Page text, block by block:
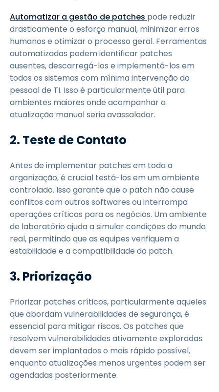
Automatizar a gestão de patches pode reduzir
drasticamente o esforço manual, minimizar erros
humanos e otimizar o processo geral. Ferramentas
automatizadas podem identificar patches
ausentes, descarregá-los e implementá-los em
todos os sistemas com mínima intervenção do
pessoal de TI. Isso é particularmente útil para
ambientes maiores onde acompanhar a
atualização manual seria avassalador.
2. Teste de Contato
Antes de implementar patches em toda a
organização, é crucial testá-los em um ambiente
controlado. Isso garante que o patch não cause
conflitos com outros softwares ou interrompa
operações críticas para os negócios. Um ambiente
de laboratório ajuda a simular condições do mundo
real, permitindo que as equipes verifiquem a
estabilidade e a compatibilidade do patch.
3. Priorização
Priorizar patches críticos, particularmente aqueles
que abordam vulnerabilidades de segurança, é
essencial para mitigar riscos. Os patches que
resolvem vulnerabilidades ativamente exploradas
devem ser implantados o mais rápido possível,
enquanto atualizações menos urgentes podem ser
agendadas posteriormente.